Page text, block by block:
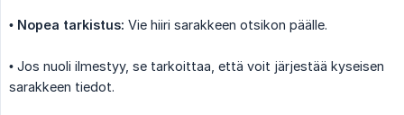
• Nopea tarkistus: Vie hiiri sarakkeen otsikon päälle.
• Jos nuoli ilmestyy, se tarkoittaa, että voit järjestää kyseisen
sarakkeen tiedot.